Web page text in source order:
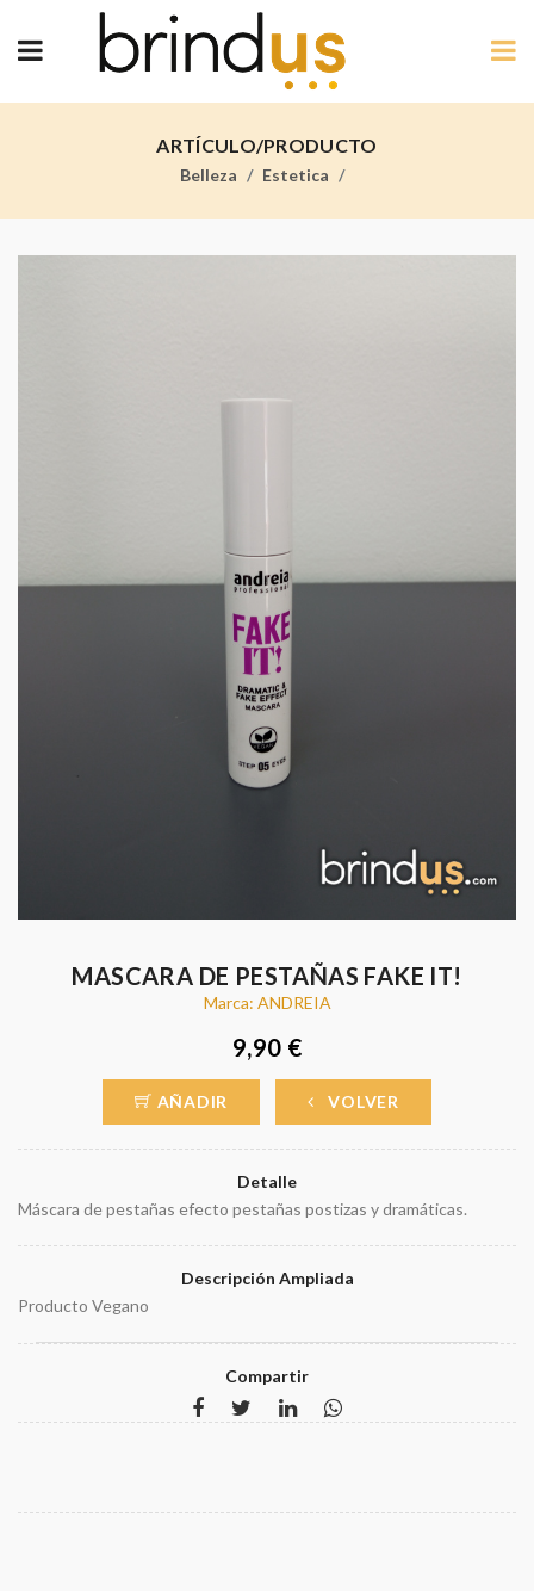
ARTÍCULO/PRODUCTO
Belleza Estetica
MASCARA DE PESTAÑAS FAKE IT!
Marca: ANDREIA
9,90 €
AÑADIR VOLVER
Detalle
Máscara de pestañas efecto pestañas postizas y dramáticas.
Descripción Ampliada
Producto Vegano
Compartir